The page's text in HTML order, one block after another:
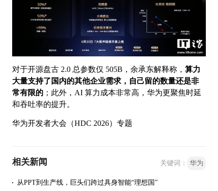
对于开源盘古 2.0 总参数仅 505B，余承东解释称， 算力
大量支持了国内的其他企业需求，自己留的数量还是非
常有限的 ；此外，AI 算力成本非常高，华为更聚焦时延
和吞吐率的提升。
华为开发者大会（HDC 2026）专题
相关新闻 关键词： 华为
从PPT到生产线，巨头们跨过具身智能“理想国”